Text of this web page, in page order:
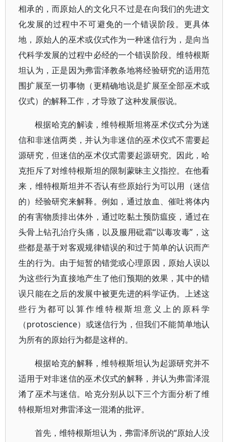
相承的，而原始人的文化只不过是在向我们的先进文
化发展的过程中不可避免的一个错误阶段。更具体
地，原始人的巫术或仪式作为一种迷信行为，是向当
代科学发展的过程中必经的一个错误阶段。维特根斯
坦认为，正是因为弗雷泽教条地将经验研究的适用范
围扩展至一切事物（更精确地说是扩展至全部巫术或
仪式）的解释工作，才导致了这种发展假说。
根据哈克的解读，维特根斯坦将巫术仪式分为迷
信和非迷信两类，并认为非迷信的巫术仪式不需要起
源研究，但迷信的巫术仪式需要起源研究。因此，哈
克拒斥了对维特根斯坦的限制蒙昧主义指控。在他看
来，维特根斯坦并不否认有些原始行为可以用（迷信
的）经验研究来解释。例如，通过放血、催吐将体内
的有害物质排出体外，通过吃黏土预防瘟疫，通过在
头骨上钻孔治疗头痛，以及服用砒霜“以毒攻毒”，这
些都是基于对客观规律错误的和过于简单的认识而产
生的行为。由于短暂的错觉或心理原因，原始人误以
为这些行为直接地产生了他们预期的效果，其中的错
误只能在之后的发展中被更先进的科学证伪。上述这
些行为都可以算作维特根斯坦意义上的原科学
（protoscience）或迷信行为，但我们不能简单地认
为所有的原始行为都是这样的。
根据哈克的解释，维特根斯坦认为起源研究并不
适用于对非迷信的巫术仪式的解释，并认为弗雷泽混
淆了巫术与迷信。哈克分别从以下三个方面分析了维
特根斯坦对弗雷泽这一混淆的批评。
首先，维特根斯坦认为，弗雷泽所说的“原始人没